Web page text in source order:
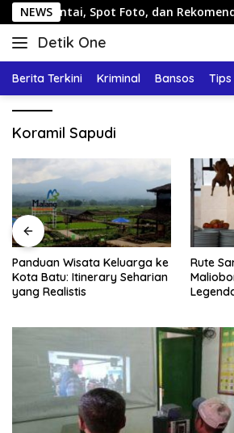
Langsung
ke
konten
NEWSSpot Foto, dan Rekomendasi
Detik One
Tajam
Fakta
Berita Terkini Kriminal Bansos
Koramil Sapudi
Panduan Wisata Keluarga ke
Kota Batu: Itinerary Seharian
yang Realistis
Rute